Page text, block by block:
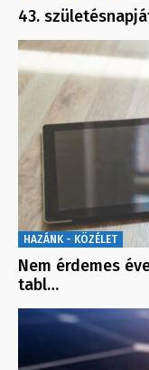
43.
HAZÁNK - KÖZÉLET
Nem érdemes
tabl…